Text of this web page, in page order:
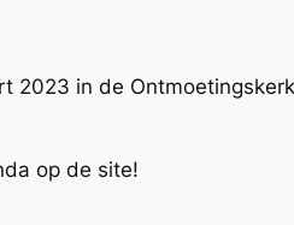
2023 in de
op de site!